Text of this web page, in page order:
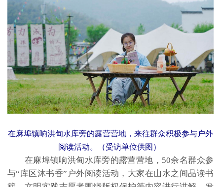
在麻埠镇响洪甸水库旁的露营营地，来往群众积极参与户外
阅读活动。（受访单位供图）
在麻埠镇响洪甸水库旁的露营营地，50余名群众参
与“库区沐书香”户外阅读活动，大家在山水之间品读书